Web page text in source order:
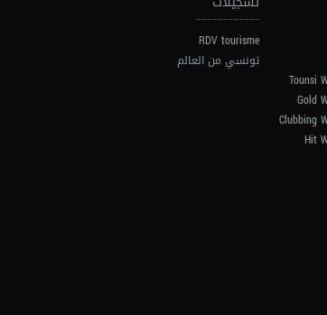
RDV tourisme
تونسي من العالم